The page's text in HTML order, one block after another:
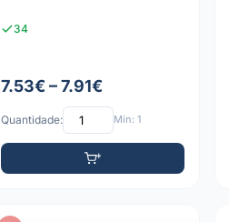
34
7.53€ – 7.91€
Quantidade: Mín: 1